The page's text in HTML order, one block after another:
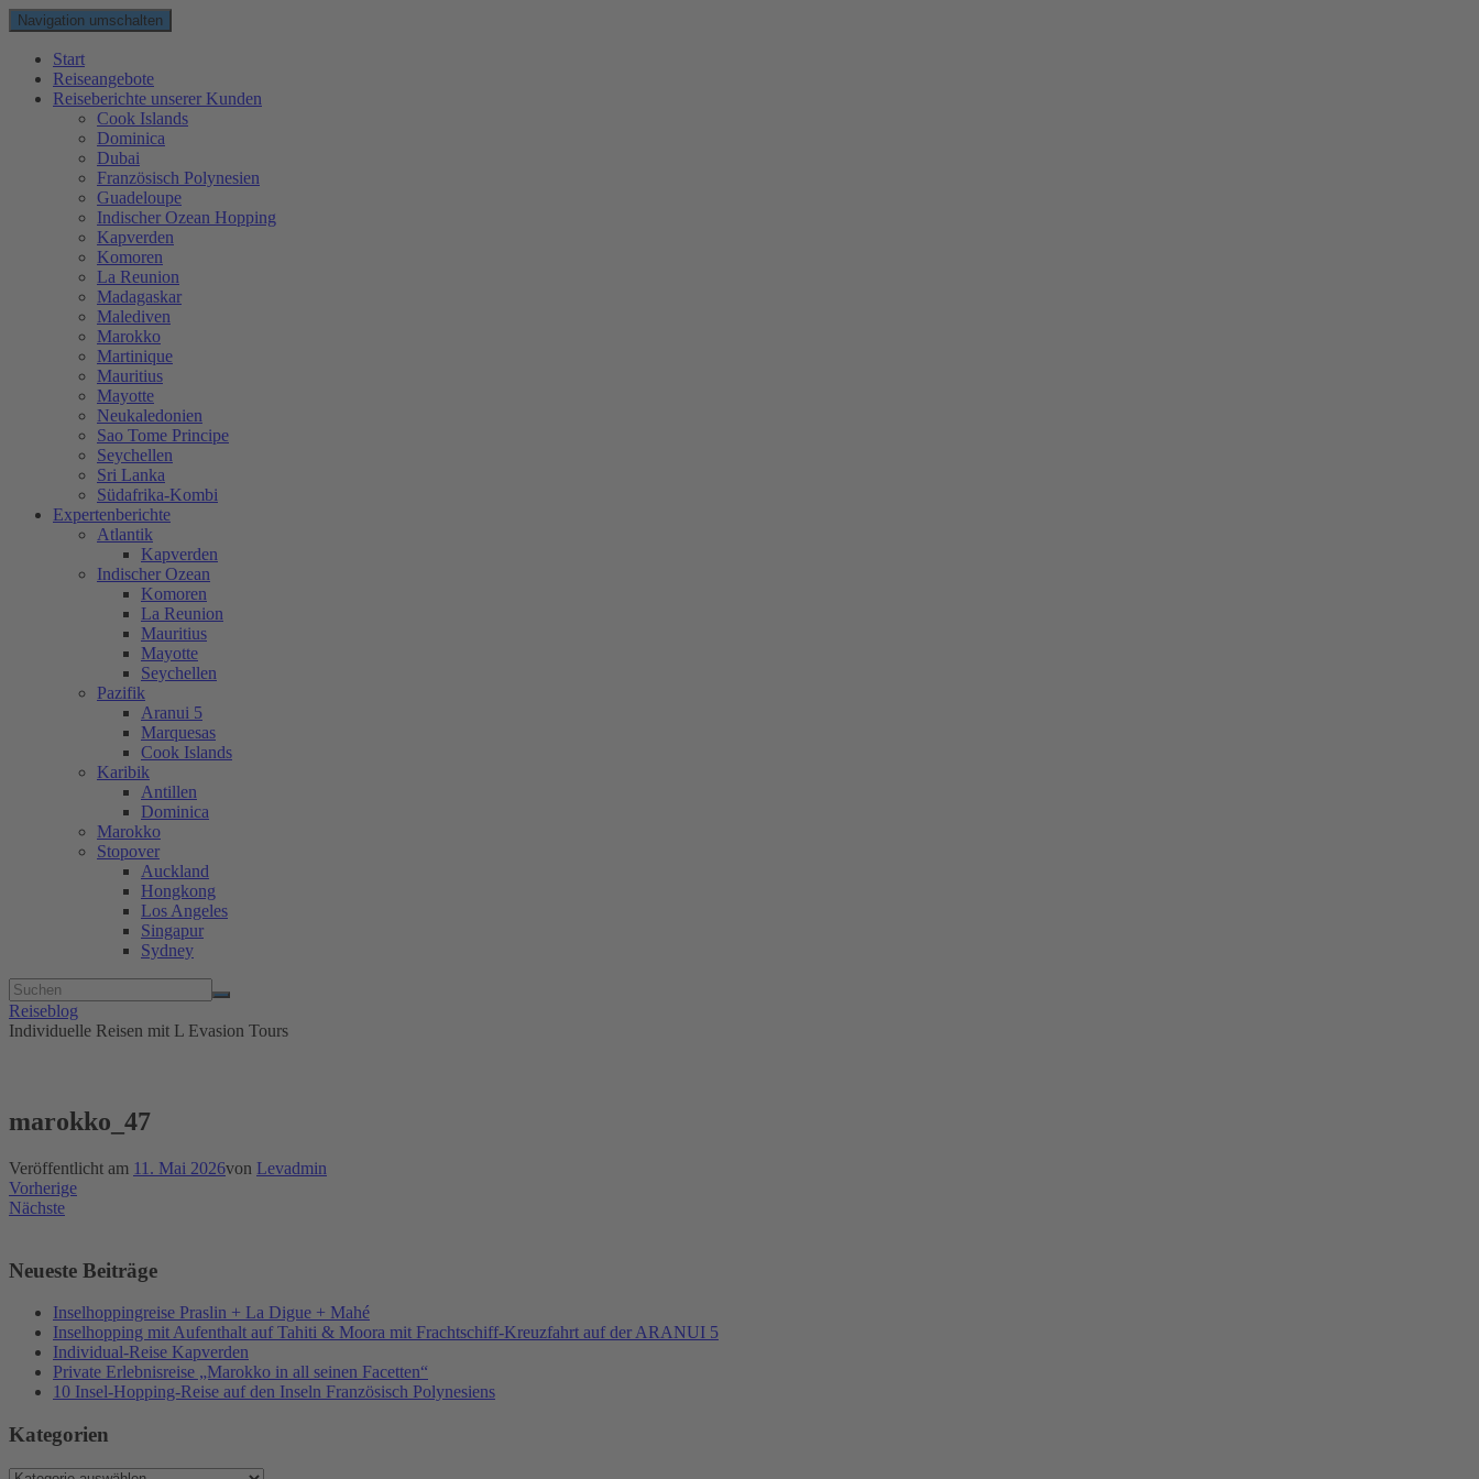
Navigation umschalten
Start
Reiseangebote
Reiseberichte unserer Kunden
Cook Islands
Dominica
Dubai
Französisch Polynesien
Guadeloupe
Indischer Ozean Hopping
Kapverden
Komoren
La Reunion
Madagaskar
Malediven
Marokko
Martinique
Mauritius
Mayotte
Neukaledonien
Sao Tome Principe
Seychellen
Sri Lanka
Südafrika-Kombi
Expertenberichte
Atlantik
Kapverden
Indischer Ozean
Komoren
La Reunion
Mauritius
Mayotte
Seychellen
Pazifik
Aranui 5
Marquesas
Cook Islands
Karibik
Antillen
Dominica
Marokko
Stopover
Auckland
Hongkong
Los Angeles
Singapur
Sydney
Reiseblog
Individuelle Reisen mit L Evasion Tours
marokko_47
Veröffentlicht am 11. Mai 2026von Levadmin
Vorherige
Nächste
Neueste Beiträge
Inselhoppingreise Praslin + La Digue + Mahé
Inselhopping mit Aufenthalt auf Tahiti & Moora mit Frachtschiff-Kreuzfahrt auf der ARANUI 5
Individual-Reise Kapverden
Private Erlebnisreise „Marokko in all seinen Facetten“
10 Insel-Hopping-Reise auf den Inseln Französisch Polynesiens
Kategorien